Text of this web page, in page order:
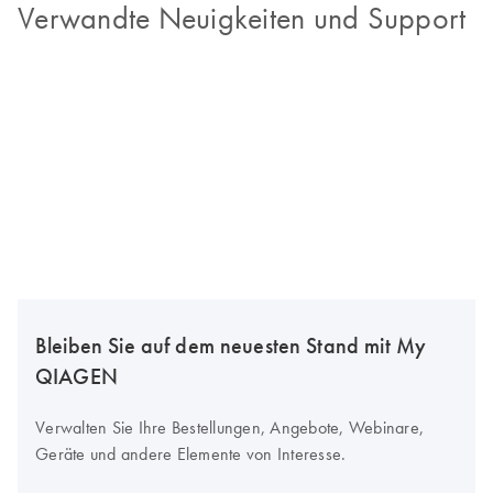
Verwandte Neuigkeiten und Support
Bleiben Sie auf dem neuesten Stand mit My
QIAGEN
Verwalten Sie Ihre Bestellungen, Angebote, Webinare,
Geräte und andere Elemente von Interesse.